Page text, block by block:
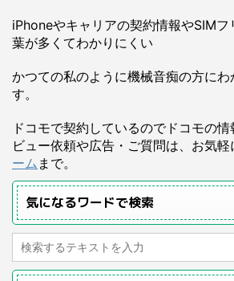
iPhoneやキャリアの契約情報やSIM
葉が多くてわかりにくい
かつての私のように機械音痴の方にわ
す。
ドコモで契約しているのでドコモの
ビュー依頼や広告・ご質問は、お気軽
ーム まで。
気になるワードで検索